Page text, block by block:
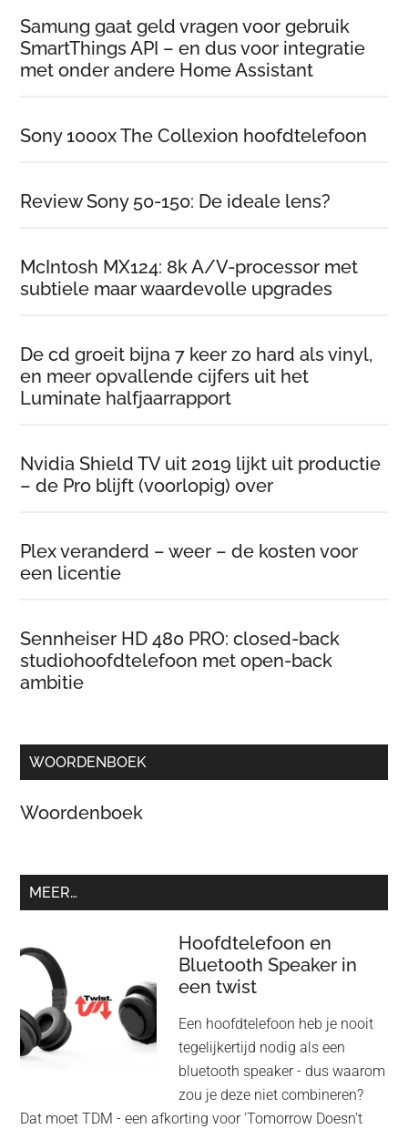
Samung gaat geld vragen voor gebruik
SmartThings API – en dus voor integratie
met onder andere Home Assistant
Sony 1000x The Collexion hoofdtelefoon
Review Sony 50-150: De ideale lens?
McIntosh MX124: 8k A/V-processor met
subtiele maar waardevolle upgrades
De cd groeit bijna 7 keer zo hard als vinyl,
en meer opvallende cijfers uit het
Luminate halfjaarrapport
Nvidia Shield TV uit 2019 lijkt uit productie
– de Pro blijft (voorlopig) over
Plex veranderd – weer – de kosten voor
een licentie
Sennheiser HD 480 PRO: closed-back
studiohoofdtelefoon met open-back
ambitie
WOORDENBOEK
Woordenboek
MEER…
Hoofdtelefoon en
Bluetooth Speaker in
een twist
Een hoofdtelefoon heb je nooit
tegelijkertijd nodig als een
bluetooth speaker - dus waarom
zou je deze niet combineren?
Dat moet TDM - een afkorting voor 'Tomorrow Doesn't